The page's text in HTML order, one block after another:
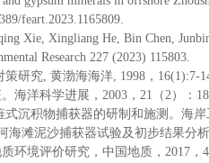
feart.2023.1165809.
Xie, Xingliang He, Bin Chen,
Research 227 (2023) 115803.
研究, 黄渤海海洋, 1998，16(1):7-14
海洋科学进展，2003，21（2）：
沉积物捕获器的研制和施测。海岸
滩泥沙捕获器试验及初步结果分
环境评价研究，中国地质，2017，